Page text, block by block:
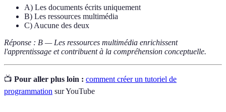
A) Les documents écrits uniquement
B) Les ressources multimédia
C) Aucune des deux
Réponse : B — Les ressources multimédia enrichissent
l'apprentissage et contribuent à la compréhension conceptuelle.
📺 Pour aller plus loin : comment créer un tutoriel de
programmation sur YouTube